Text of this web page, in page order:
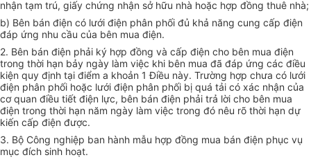
nhận tạm trú, giấy chứng nhận sở hữu nhà hoặc hợp đồng thuê nhà;
b) Bên bán điện có lưới điện phân phối đủ khả năng cung cấp điện
đáp ứng nhu cầu của bên mua điện.
2. Bên bán điện phải ký hợp đồng và cấp điện cho bên mua điện
trong thời hạn bảy ngày làm việc khi bên mua đã đáp ứng các điều
kiện quy định tại điểm a khoản 1 Điều này. Trường hợp chưa có lưới
điện phân phối hoặc lưới điện phân phối bị quá tải có xác nhận của
cơ quan điều tiết điện lực, bên bán điện phải trả lời cho bên mua
điện trong thời hạn năm ngày làm việc trong đó nêu rõ thời hạn dự
kiến cấp điện được.
3. Bộ Công nghiệp ban hành mẫu hợp đồng mua bán điện phục vụ
mục đích sinh hoạt.